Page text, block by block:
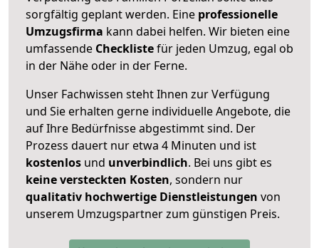
sorgfältig geplant werden. Eine professionelle
Umzugsfirma kann dabei helfen. Wir bieten eine
umfassende Checklistefür jeden Umzug, egal ob
in der Nähe oder in der Ferne.
Unser Fachwissen steht Ihnen zur Verfügung
und Sie erhalten gerne individuelle Angebote, die
auf Ihre Bedürfnisse abgestimmt sind. Der
Prozess dauert nur etwa 4 Minuten und ist
kostenlos und unverbindlich. Bei uns gibt es
keine versteckten Kosten, sondern nur
qualitativ hochwertige Dienstleistungen von
unserem Umzugspartner zum günstigen Preis.